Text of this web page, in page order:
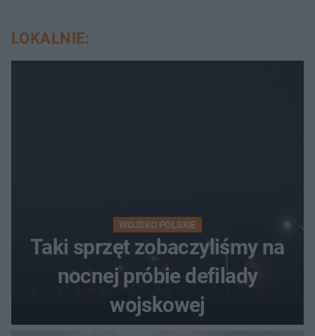
LOKALNIE:
WOJSKO POLSKIE
Taki sprzęt zobaczyliśmy na
nocnej próbie defilady
wojskowej